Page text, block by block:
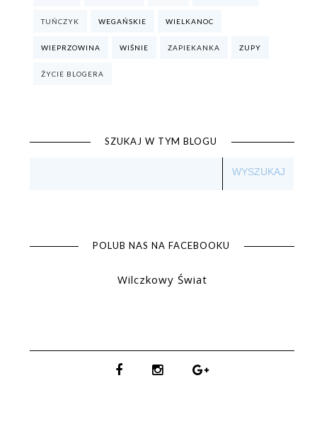
TUŃCZYK WEGAŃSKIE WIELKANOC
WIEPRZOWINA WIŚNIE ZAPIEKANKA ZUPY
ŻYCIE BLOGERA
SZUKAJ W TYM BLOGU
POLUB NAS NA FACEBOOKU
Wilczkowy Świat